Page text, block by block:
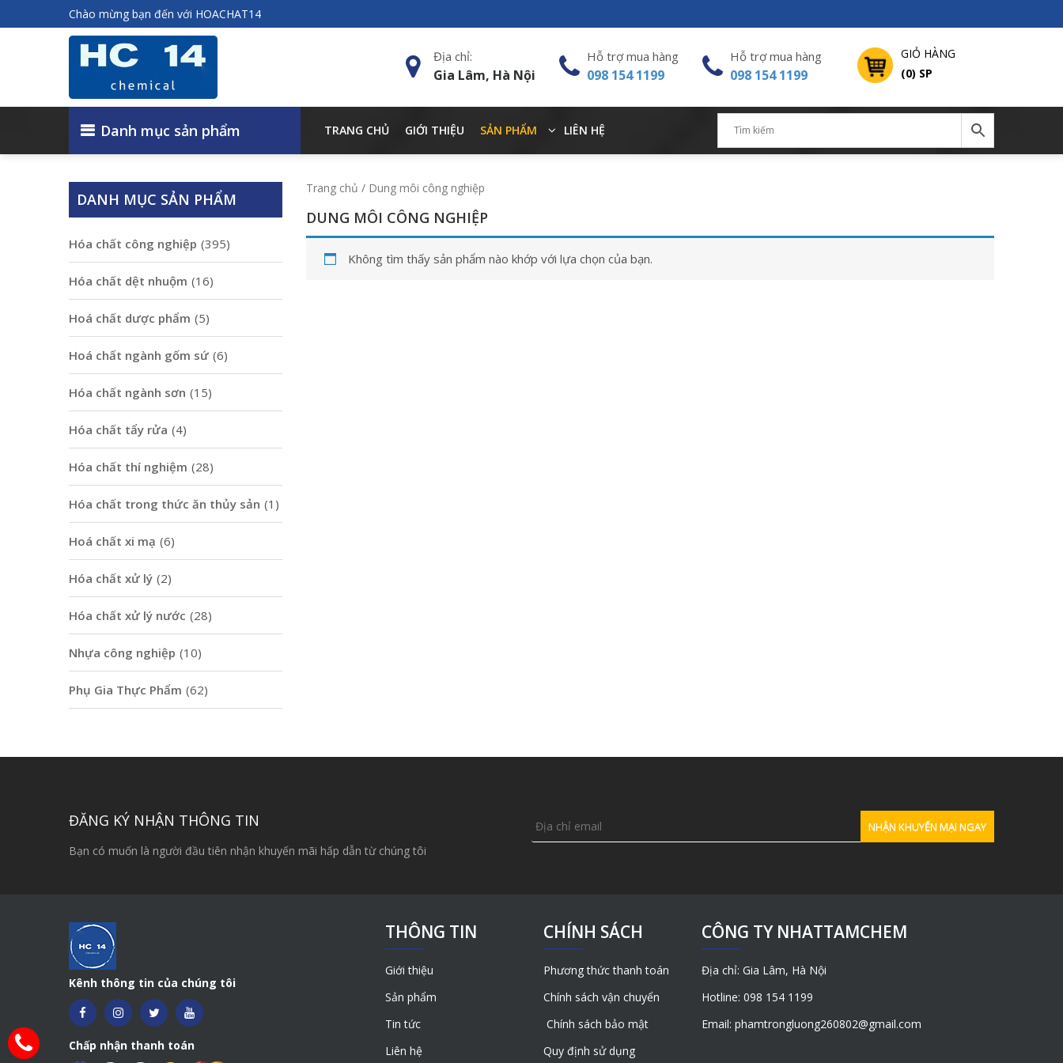
Chào mừng bạn đến với HOACHAT14
GIỎ HÀNG
(0) SP
Địa chỉ:
Gia Lâm, Hà Nội
Hỗ trợ mua hàng
098 154 1199
Hỗ trợ mua hàng
098 154 1199
Danh mục sản phẩm TRANG CHỦ GIỚI THIỆU SẢN PHẨM LIÊN HỆ
Trang chủ / Dung môi công nghiệp
DUNG MÔI CÔNG NGHIỆP
Không tìm thấy sản phẩm nào khớp với lựa chọn của bạn.
DANH MỤC SẢN PHẨM
Hóa chất công nghiệp (395)
Hóa chất dệt nhuộm (16)
Hoá chất dược phẩm (5)
Hoá chất ngành gốm sứ (6)
Hóa chất ngành sơn (15)
Hóa chất tẩy rửa (4)
Hóa chất thí nghiệm (28)
Hóa chất trong thức ăn thủy sản (1)
Hoá chất xi mạ (6)
Hóa chất xử lý (2)
Hóa chất xử lý nước (28)
Nhựa công nghiệp (10)
Phụ Gia Thực Phẩm (62)
ĐĂNG KÝ NHẬN THÔNG TIN
Bạn có muốn là người đầu tiên nhận khuyến mãi hấp dẫn từ chúng tôi
Kênh thông tin của chúng tôi
Chấp nhận thanh toán
THÔNG TIN
Giới thiệu
Sản phẩm
Tin tức
Liên hệ
CHÍNH SÁCH
Phương thức thanh toán
Chính sách vận chuyển
Chính sách bảo mật
Quy định sử dụng
CÔNG TY NHATTAMCHEM
Địa chỉ: Gia Lâm, Hà Nội
Hotline: 098 154 1199
Email: phamtrongluong260802@gmail.com